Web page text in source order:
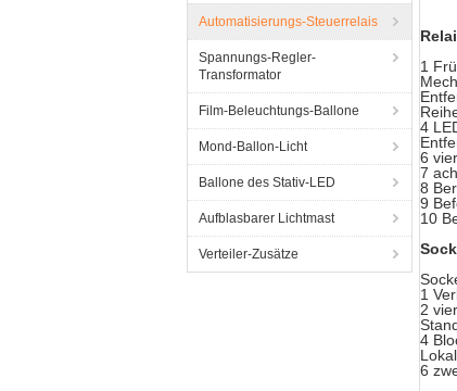
Automatisierungs-Steuerrelais
Spannungs-Regler-
Transformator
Film-Beleuchtungs-Ballone
Mond-Ballon-Licht
Ballone des Stativ-LED
Aufblasbarer Lichtmast
Verteiler-Zusätze
1
4
6
7
8
9
10
1
2
4
6